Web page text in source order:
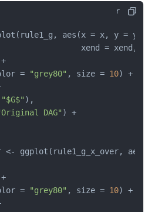
( rule1_g , aes (x = x, y = y
xend
= xend ,
+
= "grey80" , size = 10)
+
"$G$" ) ,
DAG" )
+
<- ggplot ( rule1_g_x_over, aes
+
= "grey80" , size = 10)
+